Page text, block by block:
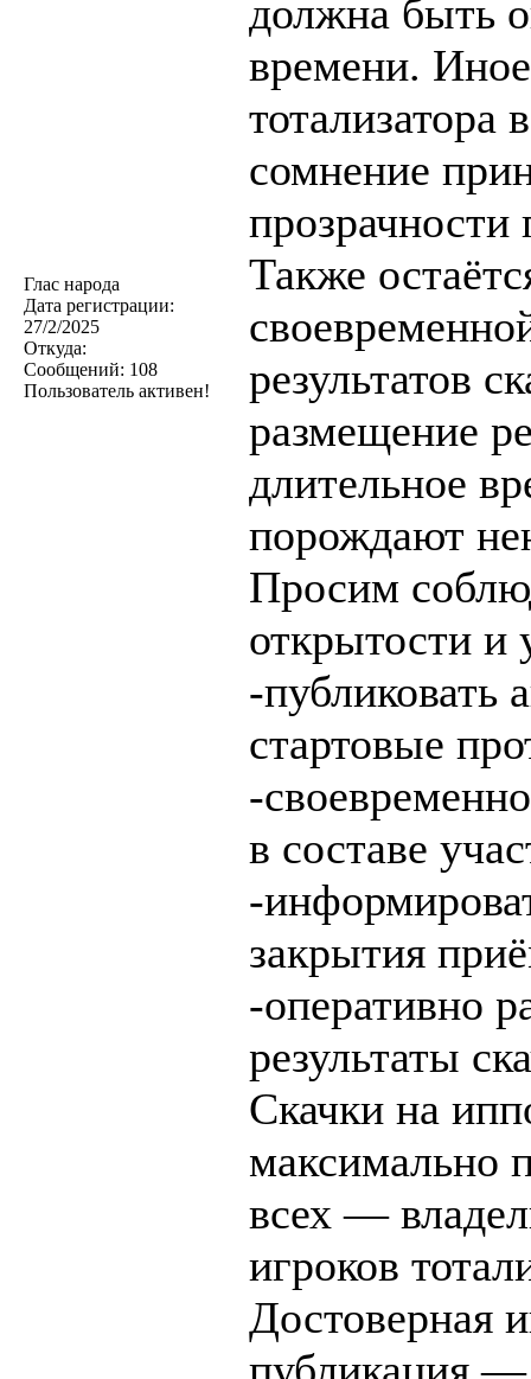
Глас народа
Дата регистрации:
27/2/2025
Откуда:
Сообщений: 108
Пользователь активен!
должна быть
времени.
тотализатора
сомнение
прозрачности
Также
результатов
размещение
длительное
порождают
Просим
открытости и
-публиковать
стартовые
-
в составе
-
закрытия
-оперативно
результаты
Скачки на
максимально
всех —
игроков
Достоверная